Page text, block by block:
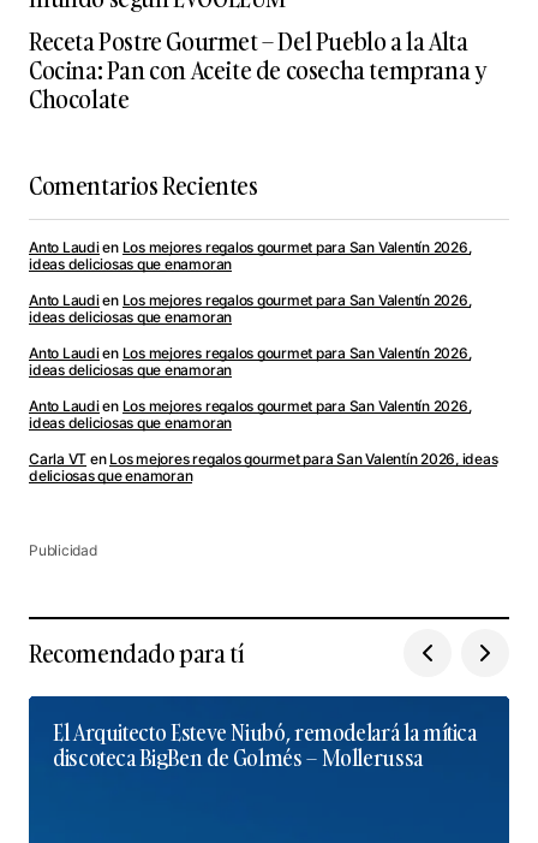
Receta Postre Gourmet – Del Pueblo a la Alta
Cocina: Pan con Aceite de cosecha temprana y
Chocolate
Comentarios Recientes
Anto Laudien Los mejores regalos gourmet para San Valentín 2026,
ideas deliciosas que enamoran
Anto Laudien Los mejores regalos gourmet para San Valentín 2026,
ideas deliciosas que enamoran
Anto Laudien Los mejores regalos gourmet para San Valentín 2026,
ideas deliciosas que enamoran
Anto Laudien Los mejores regalos gourmet para San Valentín 2026,
ideas deliciosas que enamoran
Carla VT en Los mejores regalos gourmet para San Valentín 2026, ideas
deliciosas que enamoran
Publicidad
Recomendado para tí
El Arquitecto Esteve Niubó, remodelará la mítica
discoteca BigBen de Golmés – Mollerussa